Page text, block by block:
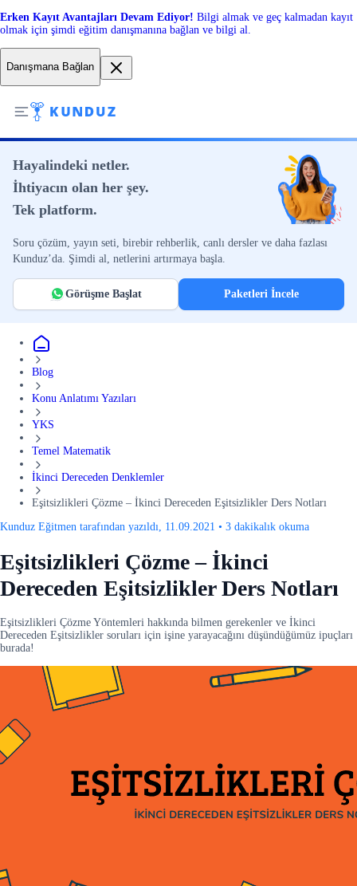
Erken Kayıt Avantajları Devam Ediyor! Bilgi almak ve geç kalmadan kayıt
olmak için şimdi eğitim danışmanına bağlan ve bilgi al.
Danışmana Bağlan
Hayalindeki netler.
İhtiyacın olan her şey.
Tek platform.
Soru çözüm, yayın seti, birebir rehberlik, canlı dersler ve daha fazlası
Kunduz’da. Şimdi al, netlerini artırmaya başla.
Görüşme Başlat Paketleri İncele
Blog
Konu Anlatımı Yazıları
YKS
Temel Matematik
İkinci Dereceden Denklemler
Eşitsizlikleri Çözme – İkinci Dereceden Eşitsizlikler Ders Notları
Kunduz Eğitmen tarafından yazıldı, 11.09.2021 • 3 dakikalık okuma
Eşitsizlikleri Çözme – İkinci
Dereceden Eşitsizlikler Ders Notları
Eşitsizlikleri Çözme Yöntemleri hakkında bilmen gerekenler ve İkinci
Dereceden Eşitsizlikler soruları için işine yarayacağını düşündüğümüz ipuçları
burada!